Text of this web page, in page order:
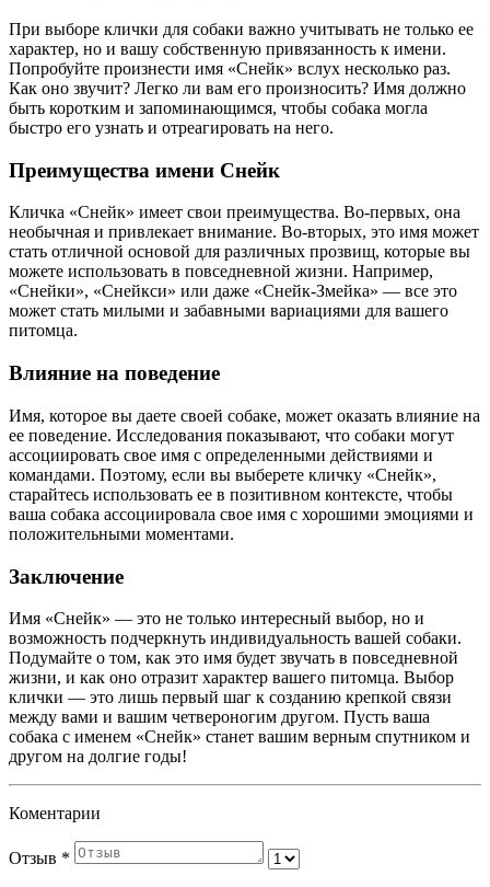
При выборе клички для собаки важно учитывать не только ее
характер, но и вашу собственную привязанность к имени.
Попробуйте произнести имя «Снейк» вслух несколько раз.
Как оно звучит? Легко ли вам его произносить? Имя должно
быть коротким и запоминающимся, чтобы собака могла
быстро его узнать и отреагировать на него.
Преимущества имени Снейк
Кличка «Снейк» имеет свои преимущества. Во-первых, она
необычная и привлекает внимание. Во-вторых, это имя может
стать отличной основой для различных прозвищ, которые вы
можете использовать в повседневной жизни. Например,
«Снейки», «Снейкси» или даже «Снейк-Змейка» — все это
может стать милыми и забавными вариациями для вашего
питомца.
Влияние на поведение
Имя, которое вы даете своей собаке, может оказать влияние на
ее поведение. Исследования показывают, что собаки могут
ассоциировать свое имя с определенными действиями и
командами. Поэтому, если вы выберете кличку «Снейк»,
старайтесь использовать ее в позитивном контексте, чтобы
ваша собака ассоциировала свое имя с хорошими эмоциями и
положительными моментами.
Заключение
Имя «Снейк» — это не только интересный выбор, но и
возможность подчеркнуть индивидуальность вашей собаки.
Подумайте о том, как это имя будет звучать в повседневной
жизни, и как оно отразит характер вашего питомца. Выбор
клички — это лишь первый шаг к созданию крепкой связи
между вами и вашим четвероногим другом. Пусть ваша
собака с именем «Снейк» станет вашим верным спутником и
другом на долгие годы!
Коментарии
Отзыв *